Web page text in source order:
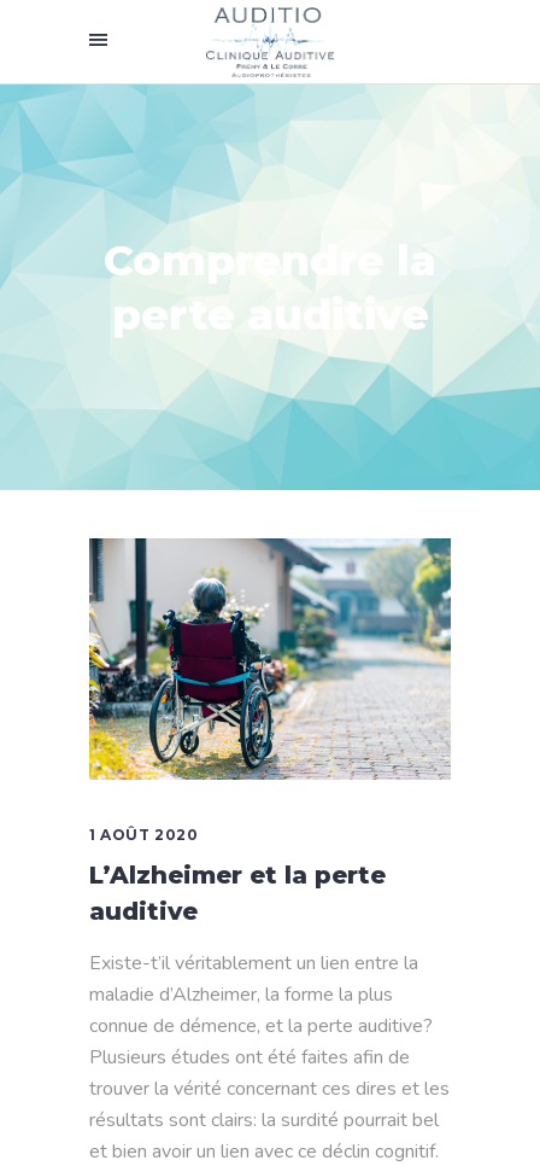
Comprendre la
perte auditive
1 AOÛT 2020
L’Alzheimer et la perte
auditive
Existe-t’il véritablement un lien entre la
maladie d’Alzheimer, la forme la plus
connue de démence, et la perte auditive?
Plusieurs études ont été faites afin de
trouver la vérité concernant ces dires et les
résultats sont clairs: la surdité pourrait bel
et bien avoir un lien avec ce déclin cognitif.